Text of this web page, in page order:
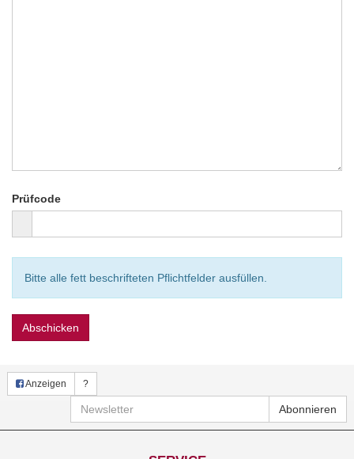
Prüfcode
Bitte alle fett beschrifteten Pflichtfelder ausfüllen.
Abschicken
Anzeigen ?
Newsletter Abonnieren